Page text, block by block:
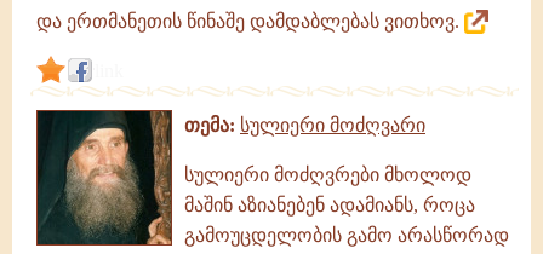
და ერთმანეთის წინაშე დამდაბლებას ვითხოვ.
თემა: სულიერი მოძღვარი
სულიერი მოძღვრები მხოლოდ
მაშინ აზიანებენ ადამიანს, როცა
გამოუცდელობის გამო არასწორად